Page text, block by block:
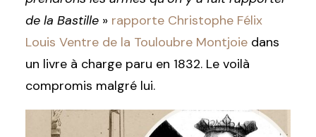
de la Bastille » rapporte Christophe Félix
Louis Ventre de la Touloubre Montjoie dans
un livre à charge paru en 1832. Le voilà
compromis malgré lui.